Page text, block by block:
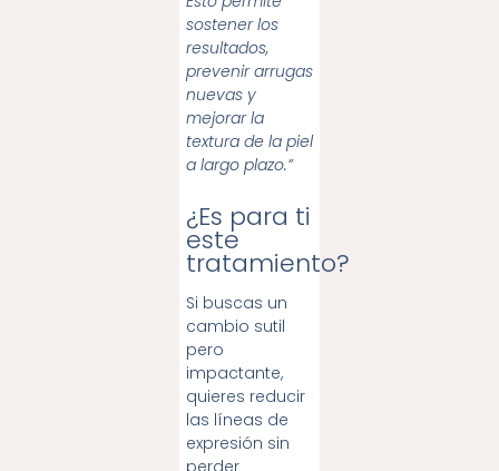
sostener los
resultados,
prevenir arrugas
nuevas y
mejorar la
textura de la piel
a largo plazo.”
¿Es para ti
este
tratamiento?
Si buscas un
cambio sutil
pero
impactante,
quieres reducir
las líneas de
expresión sin